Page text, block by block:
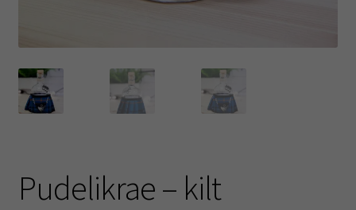
Pudelikrae – kilt